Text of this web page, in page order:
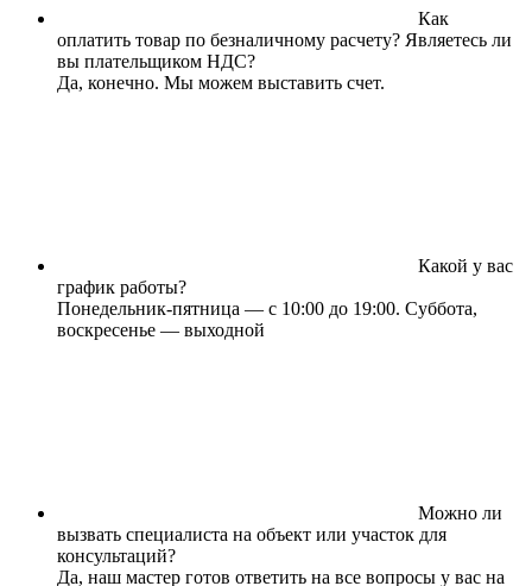
Как
оплатить товар по безналичному расчету? Являетесь ли
вы плательщиком НДС?
Да, конечно. Мы можем выставить счет.
Какой у вас
график работы?
Понедельник-пятница — с 10:00 до 19:00. Суббота,
воскресенье — выходной
Можно ли
вызвать специалиста на объект или участок для
консультаций?
Да, наш мастер готов ответить на все вопросы у вас на